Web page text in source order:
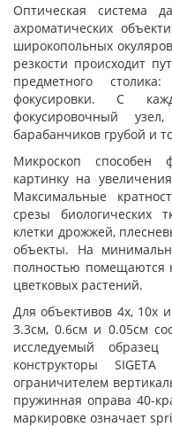
Оптическая система
ахроматических
широкопольных
резкости происходит
предметного
фокусировки. С
фокусировочный
барабанчиков грубой и
Микроскоп способен
картинку на
Максимальные
срезы биологических
клетки дрожжей,
объекты. На
полностью помещаются
цветковых растений.
Для объективов 4x, 10x
3.3см, 0.6см и 0.05см
исследуемый
конструкторы
ограничителем
пружинная оправа 40-
маркировке означает